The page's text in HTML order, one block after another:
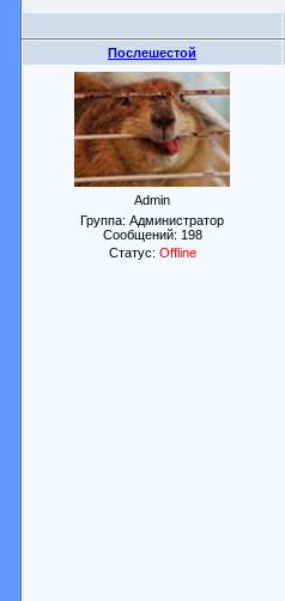
Послешестой
Admin
Группа: Администратор
Сообщений: 198
Статус: Offline